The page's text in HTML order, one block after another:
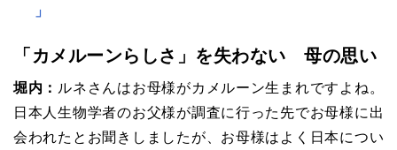
」
「カメルーンらしさ」を失わない 母の思い
堀内： ルネさんはお母様がカメルーン生まれですよね。
日本人生物学者のお父様が調査に行った先でお母様に出
会われたとお聞きしましたが、お母様はよく日本につい